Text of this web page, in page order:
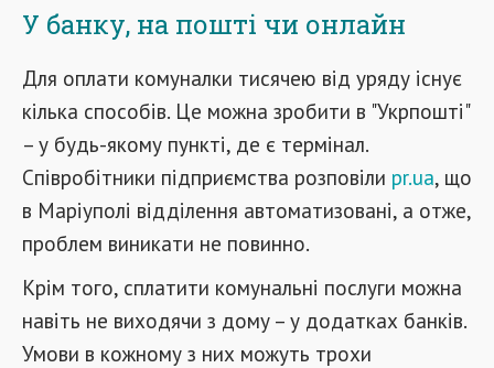
У банку, на пошті чи онлайн
Для оплати комуналки тисячею від уряду існує
кілька способів. Це можна зробити в "Укрпошті"
– у будь-якому пункті, де є термінал.
Співробітники підприємства розповіли pr.ua, що
в Маріуполі відділення автоматизовані, а отже,
проблем виникати не повинно.
Крім того, сплатити комунальні послуги можна
навіть не виходячи з дому – у додатках банків.
Умови в кожному з них можуть трохи